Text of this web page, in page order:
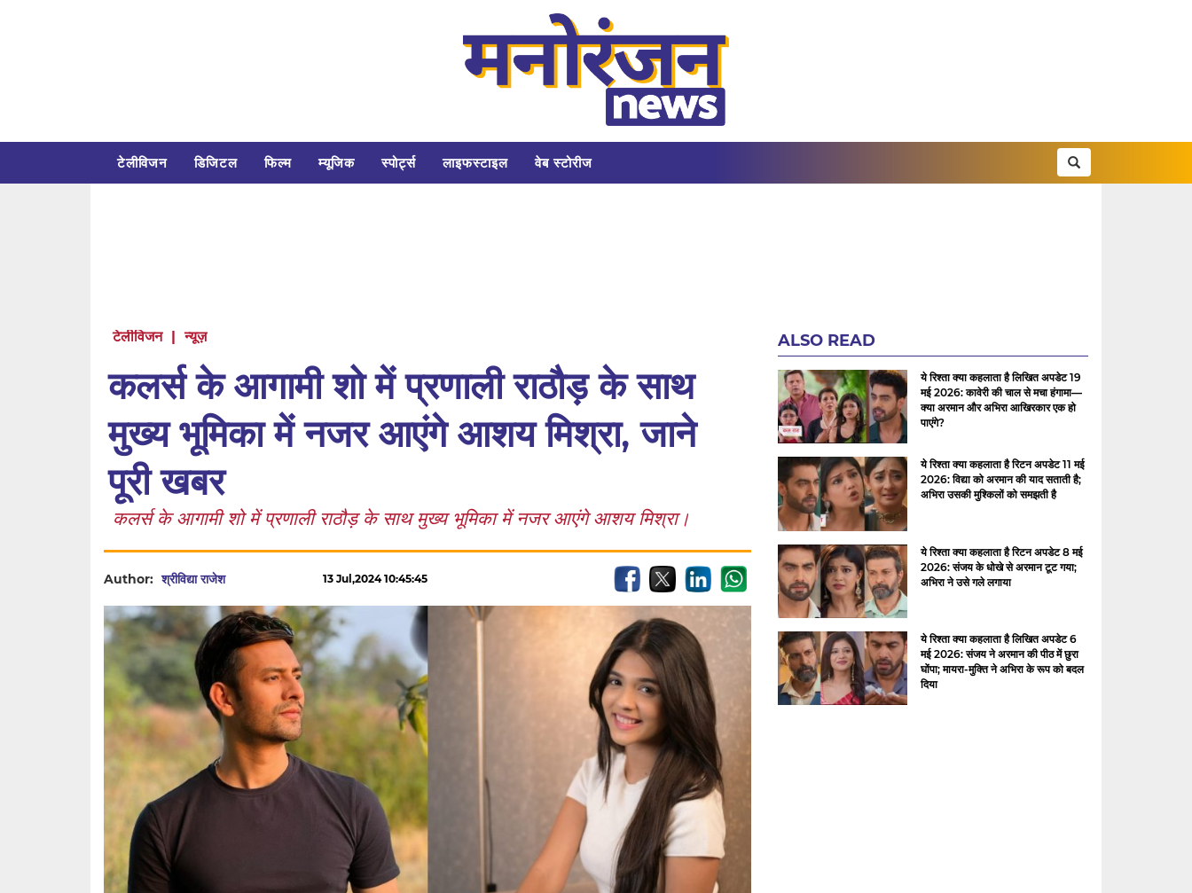
टेलीविजन डिजिटल फिल्म म्यूजिक स्पोर्ट्स लाइफस्टाइल वेब स्टोरीज
टेलीविजन | न्यूज़
कलर्स के आगामी शो में प्रणाली राठौड़ के साथ
मुख्य भूमिका में नजर आएंगे आशय मिश्रा, जाने
पूरी खबर
कलर्स के आगामी शो में प्रणाली राठौड़ के साथ मुख्य भूमिका में नजर आएंगे आशय मिश्रा।
Author: श्रीविद्या राजेश 13 Jul,2024 10:45:45
ALSO READ
ये रिश्ता क्या कहलाता है लिखित अपडेट 19
मई 2026: कावेरी की चाल से मचा हंगामा—
क्या अरमान और अभिरा आखिरकार एक हो
पाएंगे?
ये रिश्ता क्या कहलाता है रिटन अपडेट 11 मई
2026: विद्या को अरमान की याद सताती है;
अभिरा उसकी मुश्किलों को समझती है
ये रिश्ता क्या कहलाता है रिटन अपडेट 8 मई
2026: संजय के धोखे से अरमान टूट गया;
अभिरा ने उसे गले लगाया
ये रिश्ता क्या कहलाता है लिखित अपडेट 6
मई 2026: संजय ने अरमान की पीठ में छुरा
घोंपा; मायरा-मुक्ति ने अभिरा के रूप को बदल
दिया